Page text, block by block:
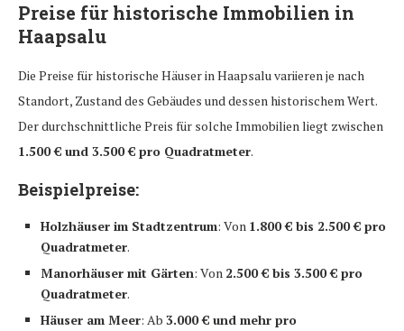
Preise für historische Immobilien in
Haapsalu
Die Preise für historische Häuser in Haapsalu variieren je nach
Standort, Zustand des Gebäudes und dessen historischem Wert.
Der durchschnittliche Preis für solche Immobilien liegt zwischen
1.500 € und 3.500 € pro Quadratmeter.
Beispielpreise:
Holzhäuser im Stadtzentrum: Von 1.800 € bis 2.500 € pro
Quadratmeter.
Manorhäuser mit Gärten: Von 2.500 € bis 3.500 € pro
Quadratmeter.
Häuser am Meer: Ab 3.000 € und mehr pro